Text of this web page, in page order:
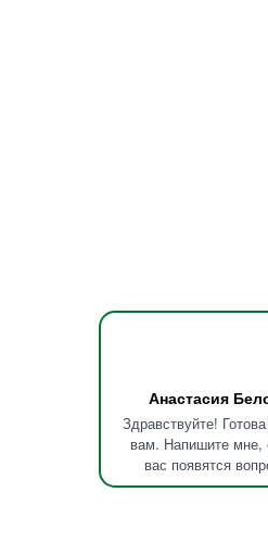
Анастасия
Здравствуйте!
вам. Напишите мне,
вас появятся